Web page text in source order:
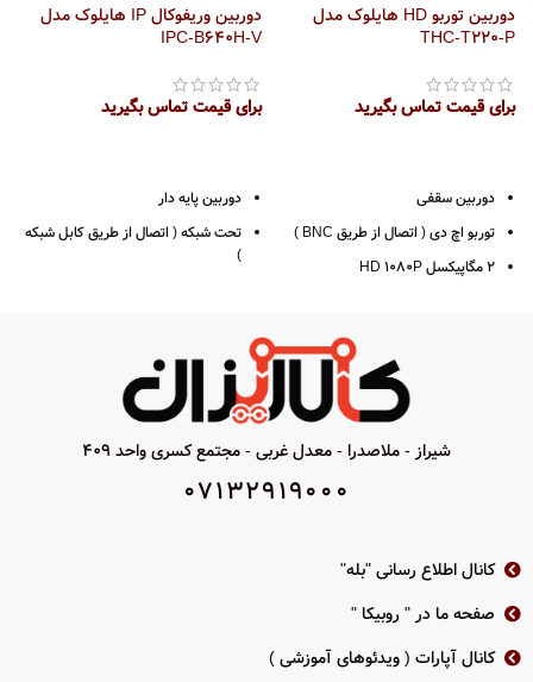
دوربین توربو HD هایلوک مدل
THC-T220-P
برای قیمت تماس بگیرید
دوربین سقفی
توربو اچ دی ( اتصال از طریق BNC )
2 مگاپیکسل HD 1080P
پشتیبانی از فرمت TVI-CVI-AHD-
استاندارد IP66
دوربین وریفوکال IP هایلوک مدل
IPC-B640H-V
برای قیمت تماس بگیرید
دوربین پایه دار
تحت شبکه ( اتصال از طریق کابل شبکه
)
فرمت ضبط +H265
لنز وری فوکال ( 2.8 به 12 )
قدرت دید در شب 50 متر
بدنه فلزی
استاندارد IP67
شیراز - ملاصدرا - معدل غربی - مجتمع کسری واحد 409
07132919000
کانال اطلاع رسانی "بله"
صفحه ما در " روبیکا "
کانال آپارات ( ویدئوهای آموزشی )